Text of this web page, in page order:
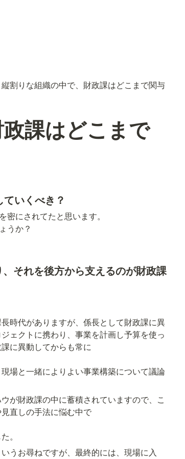
縦割りな組織の中で、財政課はどこまで関与
課はどこまで
いくべき？
にされてたと思います。
うか？
それを後方から支えるのが財政課
時代がありますが、係長として財政課に異
ェクトに携わり、事業を計画し予算を使っ
に異動してからも常に
場と一緒によりよい事業構築について議論
が財政課の中に蓄積されていますので、こ
直しの手法に悩む中で
。
うお尋ねですが、最終的には、現場に入